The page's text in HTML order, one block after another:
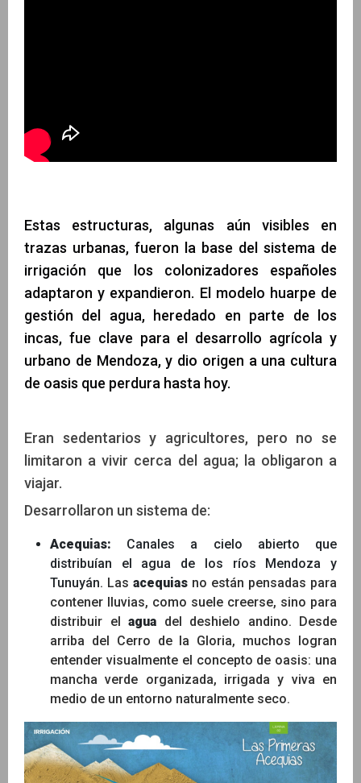
Estas estructuras, algunas aún visibles en
trazas urbanas, fueron la base del sistema de
irrigación que los colonizadores españoles
adaptaron y expandieron. El modelo huarpe de
gestión del agua, heredado en parte de los
incas, fue clave para el desarrollo agrícola y
urbano de Mendoza, y dio origen a una cultura
de oasis que perdura hasta hoy.
Eran sedentarios y agricultores, pero no se
limitaron a vivir cerca del agua; la obligaron a
viajar.
Desarrollaron un sistema de:
Acequias: Canales a cielo abierto que
distribuían el agua de los ríos Mendoza y
Tunuyán. Las acequias no están pensadas para
contener lluvias, como suele creerse, sino para
distribuir el agua del deshielo andino. Desde
arriba del Cerro de la Gloria, muchos logran
entender visualmente el concepto de oasis: una
mancha verde organizada, irrigada y viva en
medio de un entorno naturalmente seco.